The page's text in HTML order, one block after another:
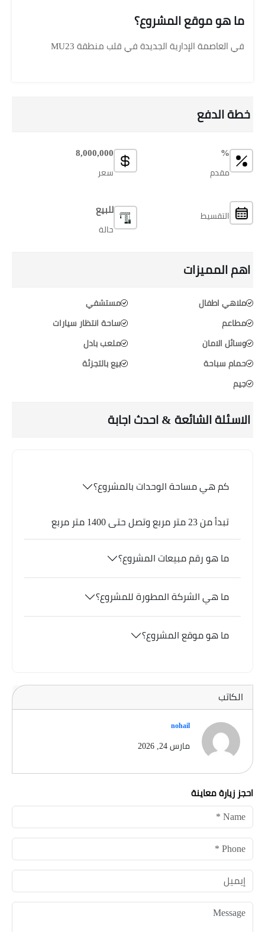
ما هو موقع المشروع؟
في العاصمة الإدارية الجديدة في قلب منطقة MU23
خطة الدفع
%
مقدم
التقسيط
8,000,000
سعر
للبيع
حالة
اهم المميزات
ملاهي اطفال
مطاعم
وسائل الامان
حمام سباحة
جيم
مستشفي
ساحة انتظار سيارات
ملعب بادل
بيع بالتجزئة
الاسئلة الشائعة & احدث اجابة
كم هي مساحة الوحدات بالمشروع؟
تبدأ من 23 متر مربع وتصل حتى 1400 متر مربع
ما هو رقم مبيعات المشروع؟
ما هي الشركة المطورة للمشروع؟
ما هو موقع المشروع؟
الكاتب
nohail
مارس 24, 2026
احجز زيارة معاينة